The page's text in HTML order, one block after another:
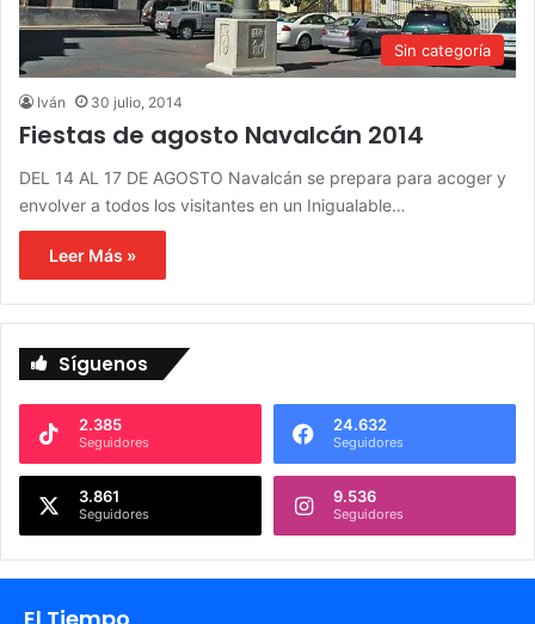
Sin categoría
Iván 30 julio, 2014
Fiestas de agosto Navalcán 2014
DEL 14 AL 17 DE AGOSTO Navalcán se prepara para acoger y
envolver a todos los visitantes en un Inigualable…
Leer Más »
Síguenos
2.385
Seguidores
24.632
Seguidores
3.861
Seguidores
9.536
Seguidores